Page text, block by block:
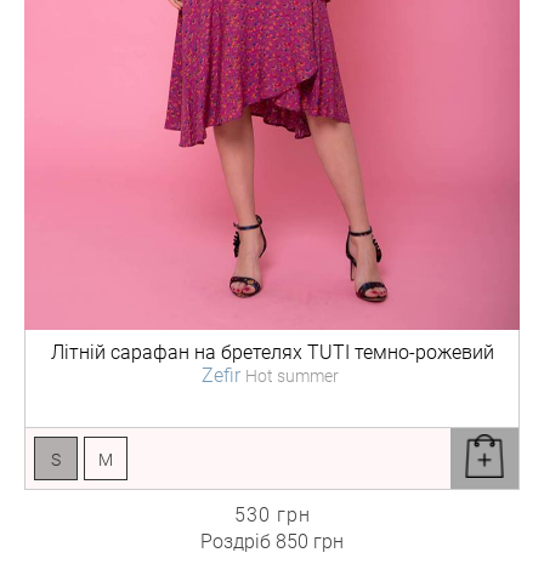
Літній сарафан на бретелях TUTI темно-рожевий
Zefir Hot summer
S M
530 грн
Роздріб 850 грн